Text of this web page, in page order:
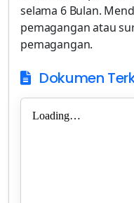
selama 6 Bulan.
pemagangan atau
pemagangan.
Dokumen